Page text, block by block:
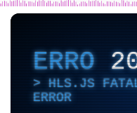
ERRO
HLS.JS
ERROR